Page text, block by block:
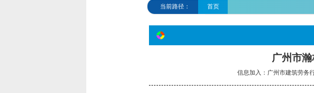
当前路径： 首页
广州市
信息加入：广州市建筑劳务